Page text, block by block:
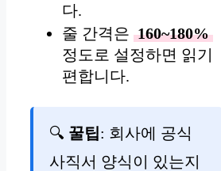
다.
줄 간격은 160~180%
정도로 설정하면 읽기
편합니다.
🔍 꿀팁: 회사에 공식
사직서 양식이 있는지